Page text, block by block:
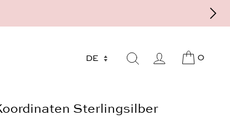
individuell und auf Maß
0
Sterlingsilber